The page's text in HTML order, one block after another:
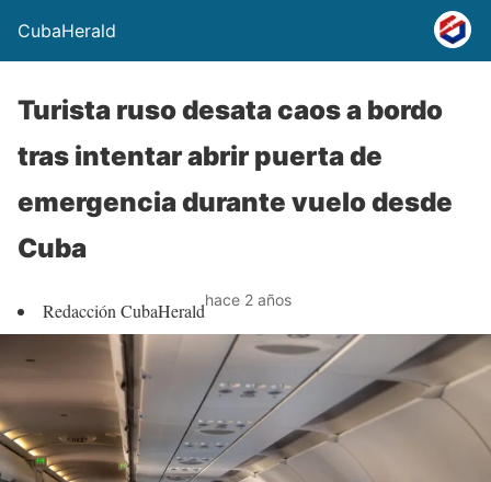
CubaHerald
Turista ruso desata caos a bordo
tras intentar abrir puerta de
emergencia durante vuelo desde
Cuba
Redacción CubaHeraldhace 2 años